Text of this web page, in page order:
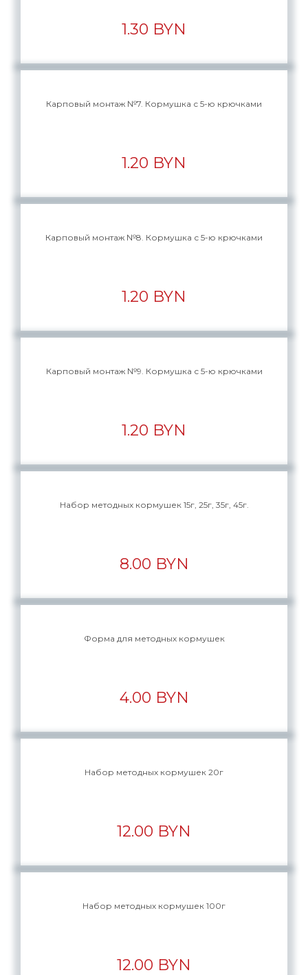
1.30 BYN
Карповый монтаж №7. Кормушка с 5-ю крючками
1.20 BYN
Карповый монтаж №8. Кормушка с 5-ю крючками
1.20 BYN
Карповый монтаж №9. Кормушка с 5-ю крючками
1.20 BYN
Набор методных кормушек 15г, 25г, 35г, 45г.
8.00 BYN
Форма для методных кормушек
4.00 BYN
Набор методных кормушек 20г
12.00 BYN
Набор методных кормушек 100г
12.00 BYN